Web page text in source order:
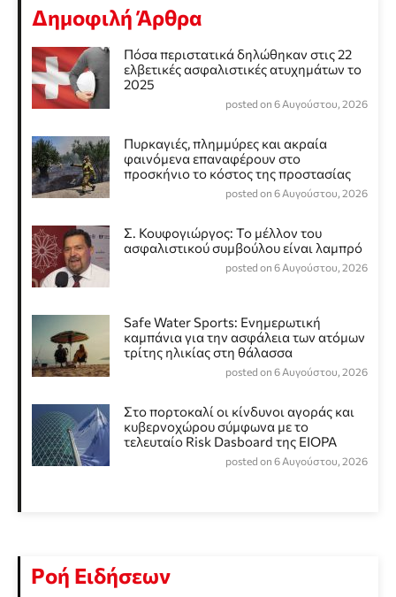
Δημοφιλή Άρθρα
Πόσα περιστατικά δηλώθηκαν στις 22
ελβετικές ασφαλιστικές ατυχημάτων το
2025
posted on 6 Αυγούστου, 2026
Πυρκαγιές, πλημμύρες και ακραία
φαινόμενα επαναφέρουν στο
προσκήνιο το κόστος της προστασίας
posted on 6 Αυγούστου, 2026
Σ. Κουφογιώργος: To μέλλον του
ασφαλιστικού συμβούλου είναι λαμπρό
posted on 6 Αυγούστου, 2026
Safe Water Sports: Eνημερωτική
καμπάνια για την ασφάλεια των ατόμων
τρίτης ηλικίας στη θάλασσα
posted on 6 Αυγούστου, 2026
Στο πορτοκαλί οι κίνδυνοι αγοράς και
κυβερνοχώρου σύμφωνα με το
τελευταίο Risk Dasboard της EIOPA
posted on 6 Αυγούστου, 2026
Ροή Ειδήσεων